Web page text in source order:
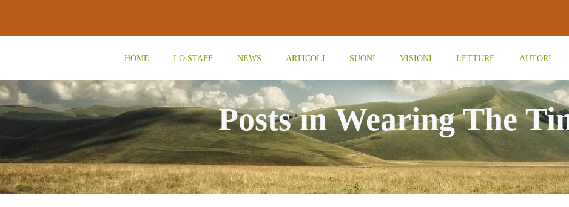
contenuto
HOME LO STAFF NEWS ARTICOLI SUONI VISIONI LETTURE AUTORI
Posts in Wearing The